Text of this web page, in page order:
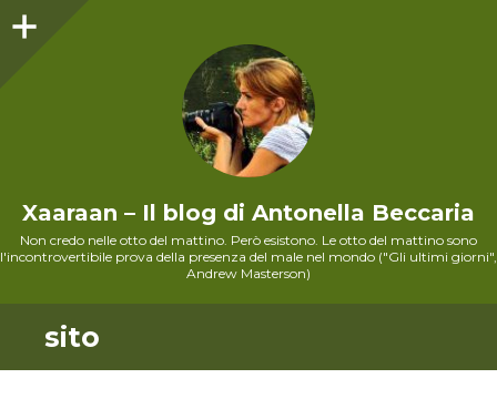
Xaaraan – Il blog di Antonella Beccaria
Non credo nelle otto del mattino. Però esistono. Le otto del mattino sono
l'incontrovertibile prova della presenza del male nel mondo ("Gli ultimi giorni",
Andrew Masterson)
sito